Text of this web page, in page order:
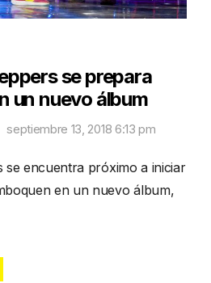
se prepara
un nuevo álbum
septiembre 13, 2018 6:13 pm
se encuentra próximo a iniciar
en un nuevo álbum,